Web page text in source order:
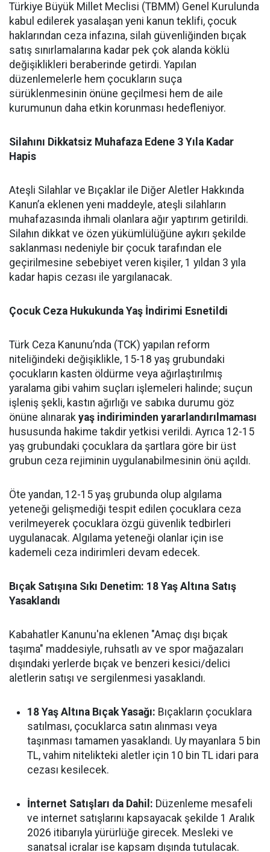
Türkiye Büyük Millet Meclisi (TBMM) Genel Kurulunda
kabul edilerek yasalaşan yeni kanun teklifi, çocuk
haklarından ceza infazına, silah güvenliğinden bıçak
satış sınırlamalarına kadar pek çok alanda köklü
değişiklikleri beraberinde getirdi. Yapılan
düzenlemelerle hem çocukların suça
sürüklenmesinin önüne geçilmesi hem de aile
kurumunun daha etkin korunması hedefleniyor.
Silahını Dikkatsiz Muhafaza Edene 3 Yıla Kadar
Hapis
Ateşli Silahlar ve Bıçaklar ile Diğer Aletler Hakkında
Kanun’a eklenen yeni maddeyle, ateşli silahların
muhafazasında ihmali olanlara ağır yaptırım getirildi.
Silahın dikkat ve özen yükümlülüğüne aykırı şekilde
saklanması nedeniyle bir çocuk tarafından ele
geçirilmesine sebebiyet veren kişiler, 1 yıldan 3 yıla
kadar hapis cezası ile yargılanacak.
Çocuk Ceza Hukukunda Yaş İndirimi Esnetildi
Türk Ceza Kanunu’nda (TCK) yapılan reform
niteliğindeki değişiklikle, 15-18 yaş grubundaki
çocukların kasten öldürme veya ağırlaştırılmış
yaralama gibi vahim suçları işlemeleri halinde; suçun
işleniş şekli, kastın ağırlığı ve sabıka durumu göz
önüne alınarak yaş indiriminden yararlandırılmaması
hususunda hakime takdir yetkisi verildi. Ayrıca 12-15
yaş grubundaki çocuklara da şartlara göre bir üst
grubun ceza rejiminin uygulanabilmesinin önü açıldı.
Öte yandan, 12-15 yaş grubunda olup algılama
yeteneği gelişmediği tespit edilen çocuklara ceza
verilmeyerek çocuklara özgü güvenlik tedbirleri
uygulanacak. Algılama yeteneği olanlar için ise
kademeli ceza indirimleri devam edecek.
Bıçak Satışına Sıkı Denetim: 18 Yaş Altına Satış
Yasaklandı
Kabahatler Kanunu'na eklenen "Amaç dışı bıçak
taşıma" maddesiyle, ruhsatlı av ve spor mağazaları
dışındaki yerlerde bıçak ve benzeri kesici/delici
aletlerin satışı ve sergilenmesi yasaklandı.
18 Yaş Altına Bıçak Yasağı: Bıçakların çocuklara
satılması, çocuklarca satın alınması veya
taşınması tamamen yasaklandı. Uy mayanlara 5 bin
TL, vahim nitelikteki aletler için 10 bin TL idari para
cezası kesilecek.
İnternet Satışları da Dahil: Düzenleme mesafeli
ve internet satışlarını kapsayacak şekilde 1 Aralık
2026 itibarıyla yürürlüğe girecek. Mesleki ve
sanatsal icralar ise kapsam dışında tutulacak.